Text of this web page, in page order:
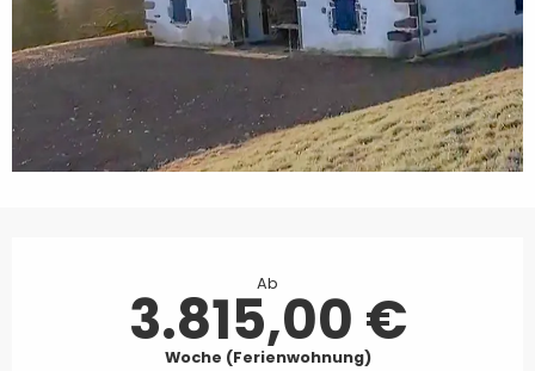
Ab
3.815,00 €
Woche (Ferienwohnung)